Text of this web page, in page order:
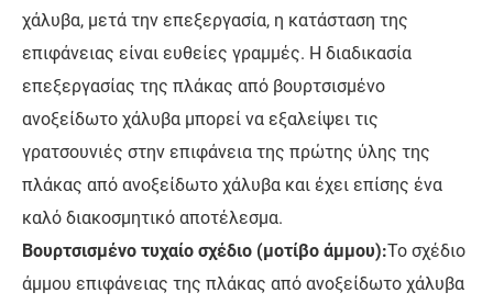
χάλυβα, μετά την επεξεργασία, η κατάσταση της
επιφάνειας είναι ευθείες γραμμές. Η διαδικασία
επεξεργασίας της πλάκας από βουρτσισμένο
ανοξείδωτο χάλυβα μπορεί να εξαλείψει τις
γρατσουνιές στην επιφάνεια της πρώτης ύλης της
πλάκας από ανοξείδωτο χάλυβα και έχει επίσης ένα
καλό διακοσμητικό αποτέλεσμα.
Βουρτσισμένο τυχαίο σχέδιο (μοτίβο άμμου):Το σχέδιο
άμμου επιφάνειας της πλάκας από ανοξείδωτο χάλυβα